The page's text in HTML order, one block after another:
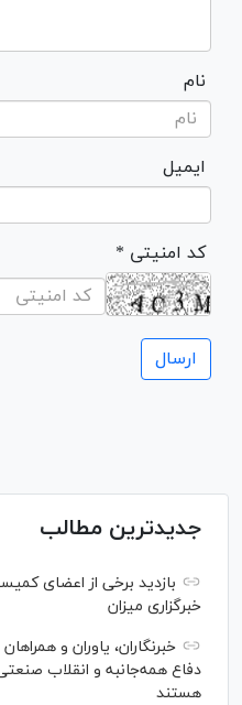
نام
ایمیل
* کد امنیتی
جدیدترین مطالب
بازدید برخی از اعضای
خبرگزاری میزان
خبرنگاران، یاوران و
دفاع همه‌جانبه و انقلاب
هستند